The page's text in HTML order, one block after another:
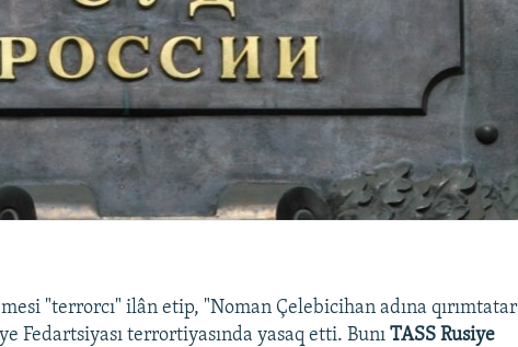
"terrorcı" ilân etip, "Noman Çelebicihan adına qırımtatar
Fedartsiyası terrortiyasında yasaq etti. BunıTASS Rusiye